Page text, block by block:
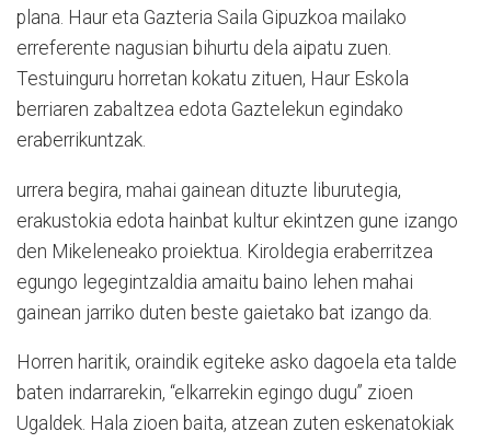
plana. Haur eta Gazteria Saila Gipuzkoa mailako
erreferente nagusian bihurtu dela aipatu zuen.
Testuinguru horretan kokatu zituen, Haur Eskola
berriaren zabaltzea edota Gaztelekun egindako
eraberrikuntzak.
urrera begira, mahai gainean dituzte liburutegia,
erakustokia edota hainbat kultur ekintzen gune izango
den Mikeleneako proiektua. Kiroldegia eraberritzea
egungo legegintzaldia amaitu baino lehen mahai
gainean jarriko duten beste gaietako bat izango da.
Horren haritik, oraindik egiteke asko dagoela eta talde
baten indarrarekin, “elkarrekin egingo dugu” zioen
Ugaldek. Hala zioen baita, atzean zuten eskenatokiak